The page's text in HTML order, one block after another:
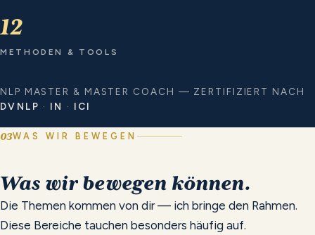
12
METHODEN & TOOLS
NLP MASTER & MASTER COACH — ZERTIFIZIERT NACH
DVNLP · IN · ICI
03WAS WIR BEWEGEN
Was wir bewegen können.
Die Themen kommen von dir — ich bringe den Rahmen.
Diese Bereiche tauchen besonders häufig auf.